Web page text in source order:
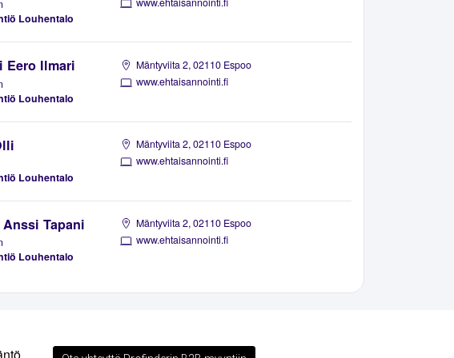
Louhentalo
Eero Ilmari
Louhentalo
Mäntyviita 2, 02110 Espoo
www.ehtaisannointi.fi
Louhentalo
Mäntyviita 2, 02110 Espoo
www.ehtaisannointi.fi
Tapani
Louhentalo
Mäntyviita 2, 02110 Espoo
www.ehtaisannointi.fi